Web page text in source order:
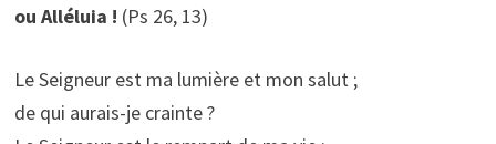
ou Alléluia ! (Ps 26, 13)
Le Seigneur est ma lumière et mon salut ;
de qui aurais-je crainte ?